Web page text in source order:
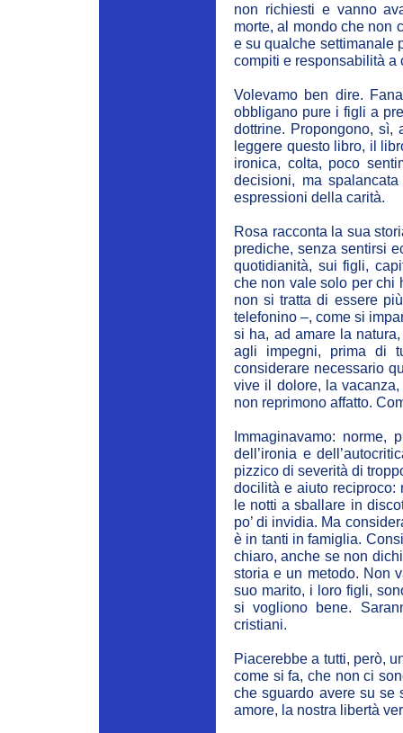
non richiesti e vanno
morte, al mondo che non
e su qualche settimanale
compiti e responsabilità a
Volevamo ben dire.
obbligano pure i figli a
dottrine. Propongono, sì,
leggere questo libro, il
ironica, colta, poco
decisioni, ma
espressioni della carità.
Rosa racconta la sua
prediche, senza sentirsi
quotidianità, sui figli,
che non vale solo per chi
non si tratta di essere
telefonino –, come si
si ha, ad amare la
agli impegni, prima di
considerare necessario
vive il dolore, la
non reprimono affatto.
Immaginavamo: norme,
dell’ironia e
pizzico di severità di
docilità e aiuto reciproco:
le notti a sballare in
po’ di invidia. Ma
è in tanti in famiglia.
chiaro, anche se non
storia e un metodo. Non
suo marito, i loro figli,
si vogliono bene.
cristiani.
Piacerebbe a tutti, però,
come si fa, che non ci
che sguardo avere su se
amore, la nostra libertà